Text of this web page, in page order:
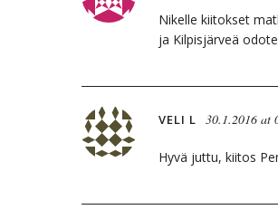
Nikelle kiitokset
ja Kilpisjärveä
VELI L 30.1.2016 at
Hyvä juttu, kiitos